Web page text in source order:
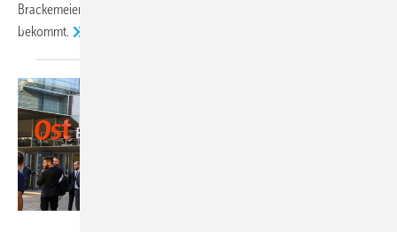
Brackemeier darüber gesprochen, was man als Besucher geboten
bekommt.